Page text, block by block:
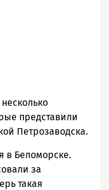
представили
Петрозаводска.
в Беломорске.
за
такая